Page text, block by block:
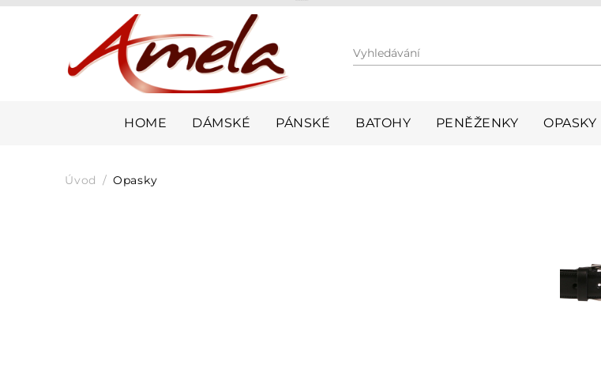
Vyhledávání
HOME DÁMSKÉ PÁNSKÉ BATOHY PENĚŽENKY OPASKY
Úvod Opasky